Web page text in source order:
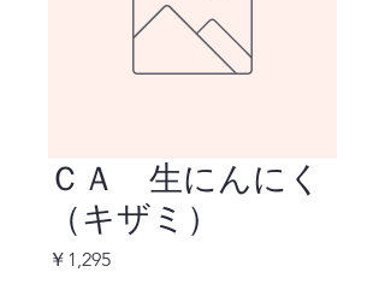
ＣＡ 生にんにく
（キザミ）
￥1,295価